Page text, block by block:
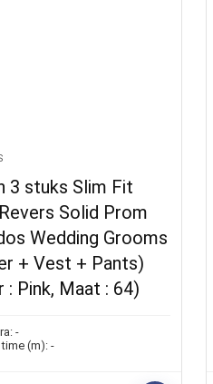
3 stuks Slim Fit
Solid Prom
Wedding Grooms
+ Vest + Pants)
: Pink, Maat : 64)
-
(m):-